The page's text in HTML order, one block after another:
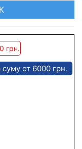
грн.
суму от 6000 грн.